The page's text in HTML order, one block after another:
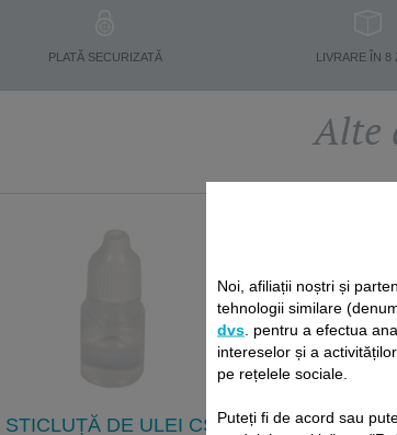
PLATĂ SECURIZATĂ LIVRARE ÎN 8
Alte
STICLUȚĂ DE ULEI CS-
PIEPTENI
Noi, afiliații noștri și
tehnologii similare
dvs . pentru a efectua
intereselor și a
pe rețelele sociale.
Puteți fi de acord sau